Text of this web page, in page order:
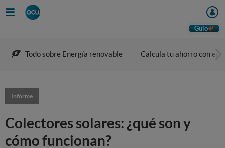
Guio
Todo sobre Energía renovable Calcula tu ahorro con
Informe
Colectores solares: ¿qué son y
cómo funcionan?